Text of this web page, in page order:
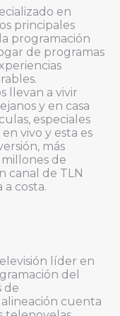
en
principales
programación
de programas
llevan a vivir
y en casa
especiales
vivo y esta es
más
millones de
canal de TLN
costa.
líder en
del
de
alineación cuenta